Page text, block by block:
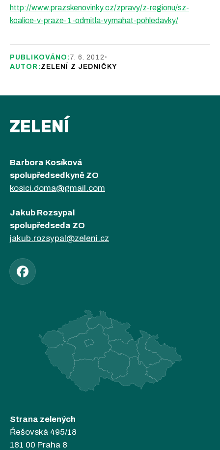
http://www.prazskenovinky.cz/zpravy/z-regionu/sz-
koalice-v-praze-1-odmitla-vymahat-pohledavky/
PUBLIKOVÁNO: 7. 6. 2012 •
AUTOR: ZELENÍ Z JEDNIČKY
ZELENÍ
Barbora Kosíková
spolupředsedkyně ZO
kosici.doma@gmail.com
Jakub Rozsypal
spolupředseda ZO
jakub.rozsypal@zeleni.cz
Strana zelených
Řešovská 495/18
181 00 Praha 8